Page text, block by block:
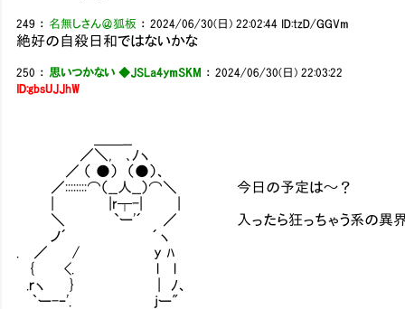
249 ： 名無しさん＠狐板 ：2024/06/30(日) 22:02:44 ID:tzD/GGVm
絶好の自殺日和ではないかな
250 ： 思いつかない ◆JSLa4ymSKM ：2024/06/30(日) 22:03:22
ID:gbsUJJhW
／＼, ､ﾉヽ
／ （ ●） （●）、
／::::::::⌒（__人__）⌒＼ 今日の予定は～？
| |r┬-| |
＼ `ー'´ ／ 入ったら狂っちゃう系の異界
ノ´ ´ヽ
. ／ / y ﾊ
{ <. l l
.ｒヽ } | ﾉ、
｀ー-ｰ'. jー"